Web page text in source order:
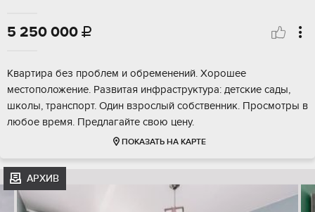
5 250 000 
Квартира без проблем и обременений. Хорошее
местоположение. Развитая инфраструктура: детские сады,
школы, транспорт. Один взрослый собственник. Просмотры в
любое время. Предлагайте свою цену.
ПОКАЗАТЬ НА КАРТЕ
АРХИВ